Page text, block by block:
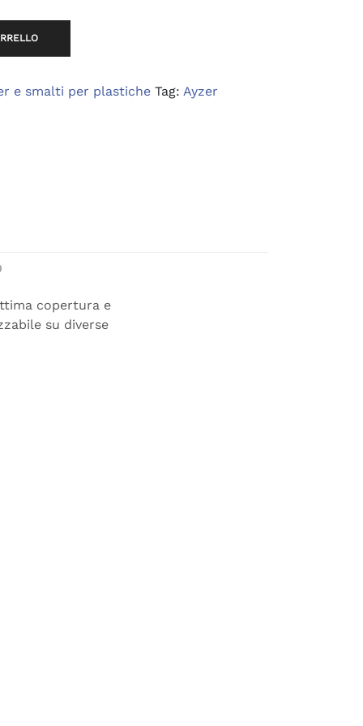
e smalti per plastiche Tag:Ayzer
copertura e
su diverse